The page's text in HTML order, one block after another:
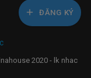
ĐĂNG KÝ
2020 - lk nhac